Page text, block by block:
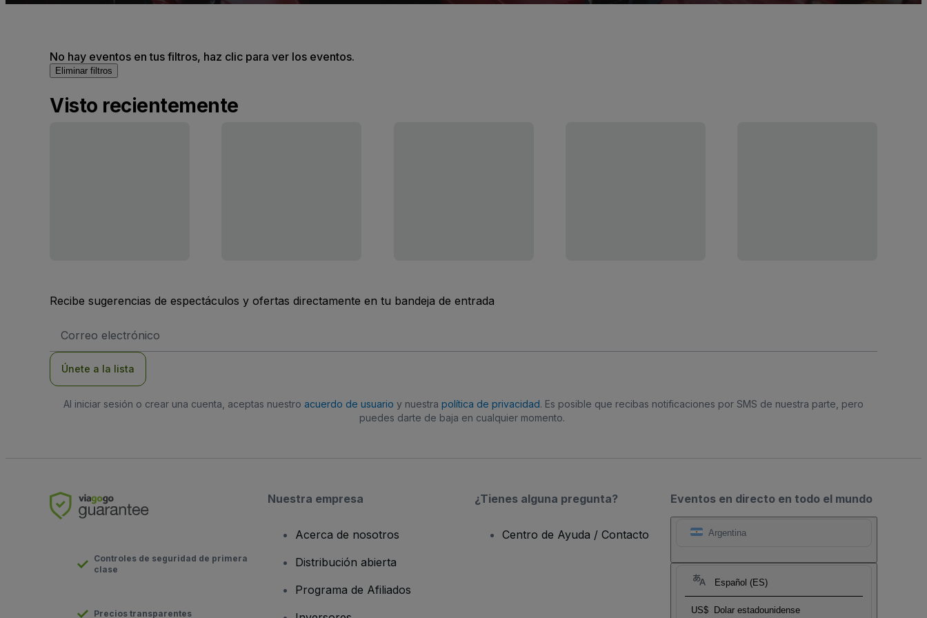
No hay eventos en tus filtros, haz clic para ver los eventos.
Eliminar filtros
Visto recientemente
Recibe sugerencias de espectáculos y ofertas directamente en tu bandeja de entrada
de
Únete a la lista
Al iniciar sesión o crear una cuenta, aceptas nuestro acuerdo de usuario y nuestra política de privacidad. Es posible que recibas notificaciones por SMS de nuestra parte, pero
puedes darte de baja en cualquier momento.
Eventos en directo en todo el mundo
Argentina
Español (ES)
US$ Dolar estadounidense
Controles de seguridad de primera
clase
Precios transparentes
Nuestra empresa
Acerca de nosotros
Distribución abierta
Programa de Afiliados
¿Tienes alguna pregunta?
Centro de Ayuda / Contacto